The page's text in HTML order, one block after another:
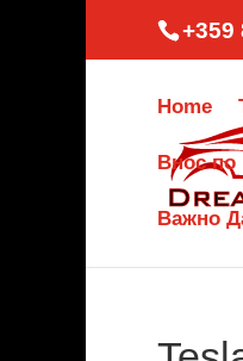
+359
Home
Внос по
Важно